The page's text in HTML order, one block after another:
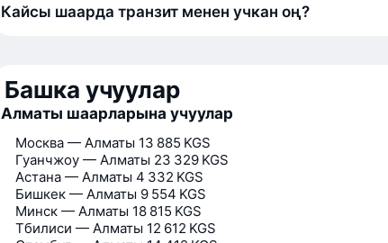
Кайсы шаарда транзит менен учкан оң?
Башка учуулар
Алматы шаарларына учуулар
Москва — Алматы 13 885 KGS
Гуанчжоу — Алматы 23 329 KGS
Астана — Алматы 4 332 KGS
Бишкек — Алматы 9 554 KGS
Минск — Алматы 18 815 KGS
Тбилиси — Алматы 12 612 KGS